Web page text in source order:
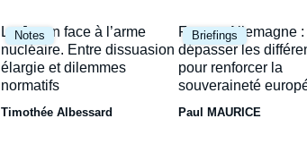
Notes
Image
principale
Le Japon face à l’arme
nucléaire. Entre dissuasion
élargie et dilemmes
normatifs
Timothée Albessard
Briefings
Image
principale
France-Allemagne :
dépasser les
pour renforcer la
souveraineté
Paul MAURICE